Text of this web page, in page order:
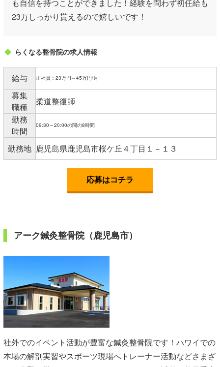
も自信を持つことができました！経験を問わず初任給も
23万しっかり貰えるので嬉しいです！
らくなる整骨院の求人情報
給与 正社員：23万円～45万円/月
募集
職種
柔道整復師
勤務
時間
09:30～20:00の間の8時間
勤務地 鹿児島県鹿児島市桜ケ丘４丁目１－１３
応募はコチラ
アーク鍼灸整骨院（鹿児島市）
社外でのイベント活動が豊富な鍼灸整骨院です！ハワイでの
本場の解剖実習やスポーツ現場へトレーナー活動などさまざ